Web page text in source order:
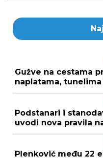
Gužve na cestama
naplatama,
Podstanari i
uvodi nova pravila
Plenković među 22